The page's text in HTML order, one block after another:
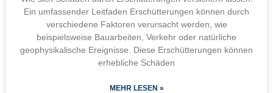
Ein umfassender Leitfaden Erschütterungen können durch
verschiedene Faktoren verursacht werden, wie
beispielsweise Bauarbeiten, Verkehr oder natürliche
geophysikalische Ereignisse. Diese Erschütterungen können
erhebliche Schäden
MEHR LESEN »